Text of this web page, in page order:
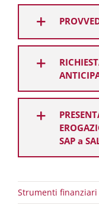
SAP a
Strumenti finanziari